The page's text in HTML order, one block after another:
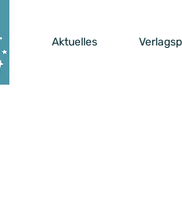
Aktuelles